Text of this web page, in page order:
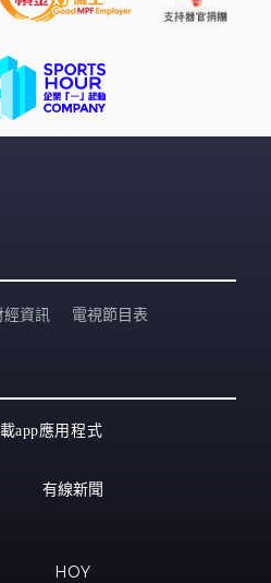
經資訊 電視節目表
app應用程式
有線新聞
HOY